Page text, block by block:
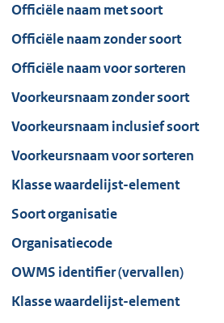
Officiële naam met soort
Officiële naam zonder soort
Officiële naam voor sorteren
Voorkeursnaam zonder soort
Voorkeursnaam inclusief soort
Voorkeursnaam voor sorteren
Klasse waardelijst-element
Soort organisatie
Organisatiecode
OWMS identifier (vervallen)
Klasse waardelijst-element